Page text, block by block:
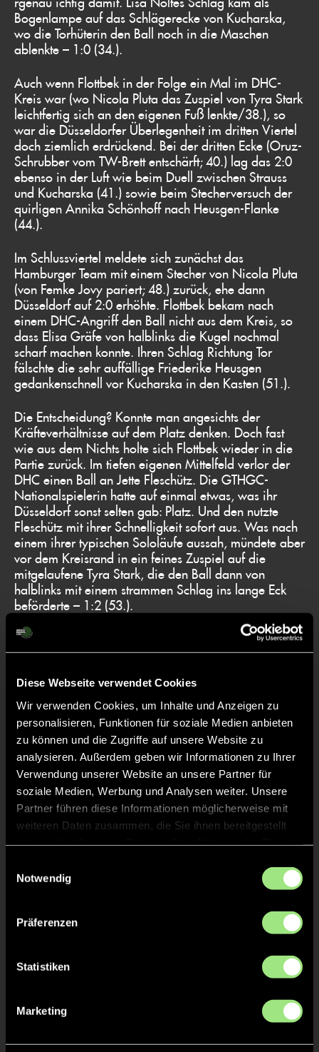
Diese Webseite verwendet Cookies
Wir verwenden Cookies, um Inhalte und Anzeigen zu
personalisieren, Funktionen für soziale Medien anbieten
zu können und die Zugriffe auf unsere Website zu
analysieren. Außerdem geben wir Informationen zu Ihrer
Verwendung unserer Website an unsere Partner für
soziale Medien, Werbung und Analysen weiter. Unsere
Partner führen diese Informationen möglicherweise mit
weiteren Daten zusammen, die Sie ihnen bereitgestellt
Notwendig
Präferenzen
Statistiken
Marketing
Bogenlampe auf das Schlägerecke von Kucharska,
wo die Torhüterin den Ball noch in die Maschen
ablenkte – 1:0 (34.).
Auch wenn Flottbek in der Folge ein Mal im DHC-
Kreis war (wo Nicola Pluta das Zuspiel von Tyra Stark
leichtfertig sich an den eigenen Fuß lenkte/38.), so
war die Düsseldorfer Überlegenheit im dritten Viertel
doch ziemlich erdrückend. Bei der dritten Ecke (Oruz-
Schrubber vom TW-Brett entschärft; 40.) lag das 2:0
ebenso in der Luft wie beim Duell zwischen Strauss
und Kucharska (41.) sowie beim Stecherversuch der
quirligen Annika Schönhoff nach Heusgen-Flanke
(44.).
Im Schlussviertel meldete sich zunächst das
Hamburger Team mit einem Stecher von Nicola Pluta
(von Femke Jovy pariert; 48.) zurück, ehe dann
Düsseldorf auf 2:0 erhöhte. Flottbek bekam nach
einem DHC-Angriff den Ball nicht aus dem Kreis, so
dass Elisa Gräfe von halblinks die Kugel nochmal
scharf machen konnte. Ihren Schlag Richtung Tor
fälschte die sehr auffällige Friederike Heusgen
gedankenschnell vor Kucharska in den Kasten (51.).
Die Entscheidung? Konnte man angesichts der
Kräfteverhältnisse auf dem Platz denken. Doch fast
wie aus dem Nichts holte sich Flottbek wieder in die
Partie zurück. Im tiefen eigenen Mittelfeld verlor der
DHC einen Ball an Jette Fleschütz. Die GTHGC-
Nationalspielerin hatte auf einmal etwas, was ihr
Düsseldorf sonst selten gab: Platz. Und den nutzte
Fleschütz mit ihrer Schnelligkeit sofort aus. Was nach
einem ihrer typischen Sololäufe aussah, mündete aber
vor dem Kreisrand in ein feines Zuspiel auf die
mitgelaufene Tyra Stark, die den Ball dann von
halblinks mit einem strammen Schlag ins lange Eck
beförderte – 1:2 (53.).
Mit neuem Mut wagten sich die offensiv bis dahin
selten in Szene getretenen Hamburgerinnen weiter
wenigestens eine Ecke kam nicht mehr heraus, aber
Charlotte Hendrix brachte den Ball zumindest noch
einmal auf den Kasten (55.), stellte Jovy aber vor
keine Probleme damit. Dann war die Zeit abgelaufen.
Auch wenn Düsseldorf am Ende tatsächlich noch ein
bisschen unter Druck geriet, so reichte es
verdientermaßen erneut ins DM-Endspiel.
Foto: Worldsportpics